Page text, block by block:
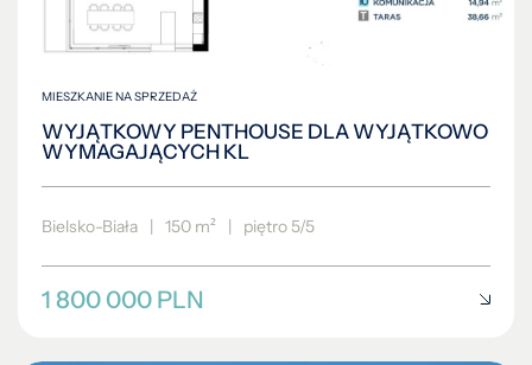
MIESZKANIE NA SPRZEDAŻ
WYJĄTKOWY PENTHOUSE DLA WYJĄTKOWO
WYMAGAJĄCYCH KL
Bielsko-Biała | 150 m² | piętro 5/5
1 800 000 PLN